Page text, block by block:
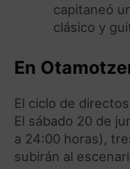
capitaneó
clásico y
En
El ciclo de
El sábado 20 de
a 24:00 horas),
subirán al